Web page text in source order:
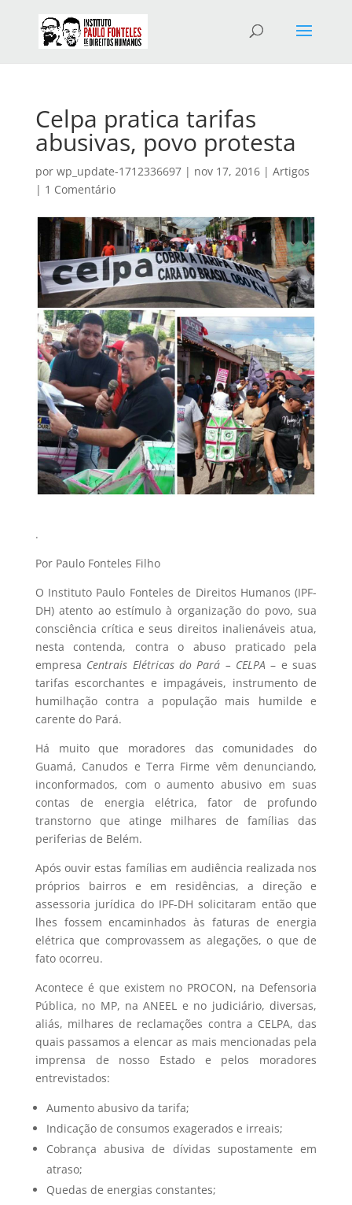
Celpa pratica tarifas
abusivas, povo protesta
por wp_update-1712336697| nov 17, 2016| Artigos
| 1 Comentário
.
Por Paulo Fonteles Filho
O Instituto Paulo Fonteles de Direitos Humanos (IPF-
DH) atento ao estímulo à organização do povo, sua
consciência crítica e seus direitos inalienáveis atua,
nesta contenda, contra o abuso praticado pela
empresa Centrais Elétricas do Pará – CELPA – e suas
tarifas escorchantes e impagáveis, instrumento de
humilhação contra a população mais humilde e
carente do Pará.
Há muito que moradores das comunidades do
Guamá, Canudos e Terra Firme vêm denunciando,
inconformados, com o aumento abusivo em suas
contas de energia elétrica, fator de profundo
transtorno que atinge milhares de famílias das
periferias de Belém.
Após ouvir estas famílias em audiência realizada nos
próprios bairros e em residências, a direção e
assessoria jurídica do IPF-DH solicitaram então que
lhes fossem encaminhados às faturas de energia
elétrica que comprovassem as alegações, o que de
fato ocorreu.
Acontece é que existem no PROCON, na Defensoria
Pública, no MP, na ANEEL e no judiciário, diversas,
aliás, milhares de reclamações contra a CELPA, das
quais passamos a elencar as mais mencionadas pela
imprensa de nosso Estado e pelos moradores
entrevistados:
Aumento abusivo da tarifa;
Indicação de consumos exagerados e irreais;
Cobrança abusiva de dívidas supostamente em
atraso;
Quedas de energias constantes;